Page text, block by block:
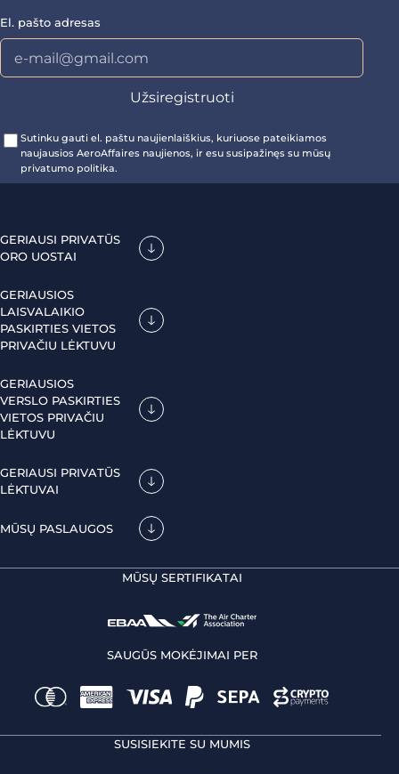
El. pašto adresas
Sutinku gauti el. paštu naujienlaiškius, kuriuose pateikiamos
naujausios AeroAffaires naujienos, ir esu susipažinęs su mūsų
privatumo politika.
GERIAUSI PRIVATŪS
ORO UOSTAI
GERIAUSIOS
LAISVALAIKIO
PASKIRTIES VIETOS
PRIVAČIU LĖKTUVU
GERIAUSIOS
VERSLO PASKIRTIES
VIETOS PRIVAČIU
LĖKTUVU
GERIAUSI PRIVATŪS
LĖKTUVAI
MŪSŲ PASLAUGOS
MŪSŲ SERTIFIKATAI
SAUGŪS MOKĖJIMAI PER
SUSISIEKITE SU MUMIS